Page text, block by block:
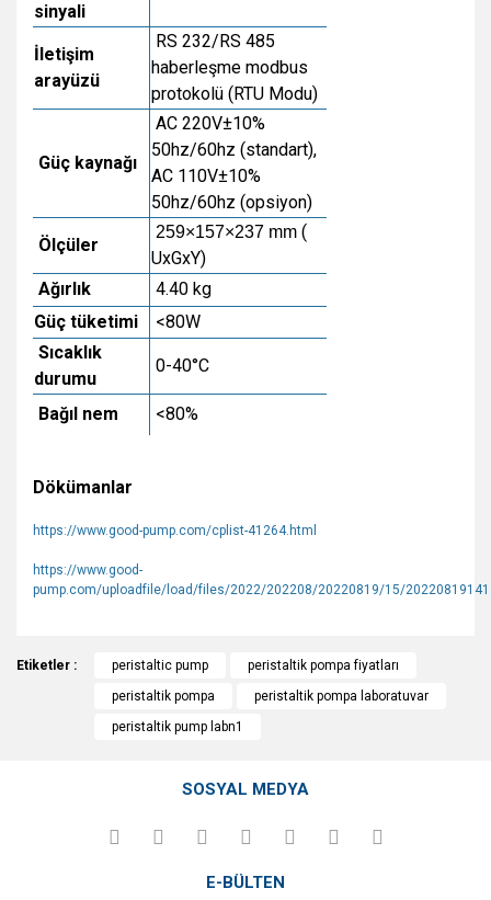
sinyali
İletişim
arayüzü
RS 232/RS 485
haberleşme modbus
protokolü (RTU Modu)
Güç kaynağı
AC 220V±10%
50hz/60hz (standart),
AC 110V±10%
50hz/60hz (opsiyon)
Ölçüler
259×157×237 mm (
UxGxY)
Ağırlık
4.40 kg
Güç tüketimi
<80W
Sıcaklık
durumu
0-40°C
Bağıl nem <80%
Dökümanlar
https://www.good-pump.com/cplist-41264.html
https://www.good-
pump.com/uploadfile/load/files/2022/202208/20220819/15/
Bu ürüne ilk yorumu siz yapın!
konularda yetersiz gördüğünüz noktaları öneri formunu
kullanarak tarafımıza iletebilirsiniz.
Görüş ve önerileriniz için teşekkür ederiz.
Ürün açıklamasında eksik bilgiler bulunuyor.
Bu ürüne benzer farklı alternatifler olmalı.
Etiketler : peristaltic pump
peristaltik pompa fiyatları
peristaltik pompa
peristaltik pompa laboratuvar
peristaltik pump labn1
SOSYAL MEDYA
E-BÜLTEN